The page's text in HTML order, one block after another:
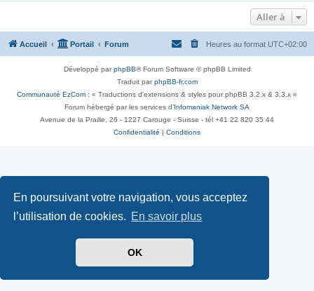
En poursuivant votre navigation, vous acceptez
l’utilisation de cookies. En savoir plus
OK
Aller à
Accueil Portail Forum Heures au format UTC+02:00
Développé parphpBB® Forum Software © phpBB Limited
Traduit parphpBB-fr.com
Communauté EzCom : « Traductions d'extensions & styles pour phpBB 3.2.x & 3.3.x »
Forum hébergé par les services d’ Infomaniak Network SA
Avenue de la Praille, 26 - 1227 Carouge - Suisse - tél +41 22 820 35 44
Confidentialité
Conditions